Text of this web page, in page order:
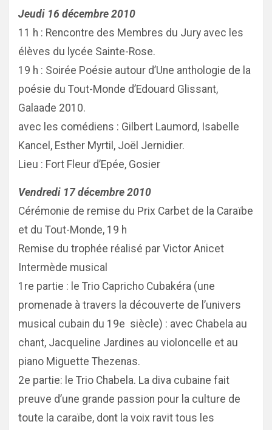
Jeudi 16 décembre 2010
11 h : Rencontre des Membres du Jury avec les
élèves du lycée Sainte-Rose.
19 h : Soirée Poésie autour d’Une anthologie de la
poésie du Tout-Monde d’Edouard Glissant,
Galaade 2010.
avec les comédiens : Gilbert Laumord, Isabelle
Kancel, Esther Myrtil, Joël Jernidier.
Lieu : Fort Fleur d’Epée, Gosier
Vendredi 17 décembre 2010
Cérémonie de remise du Prix Carbet de la Caraïbe
et du Tout-Monde, 19 h
Remise du trophée réalisé par Victor Anicet
Intermède musical
1re partie : le Trio Capricho Cubakéra (une
promenade à travers la découverte de l’univers
musical cubain du 19e siècle) : avec Chabela au
chant, Jacqueline Jardines au violoncelle et au
piano Miguette Thezenas.
2e partie: le Trio Chabela. La diva cubaine fait
preuve d’une grande passion pour la culture de
toute la caraïbe, dont la voix ravit tous les